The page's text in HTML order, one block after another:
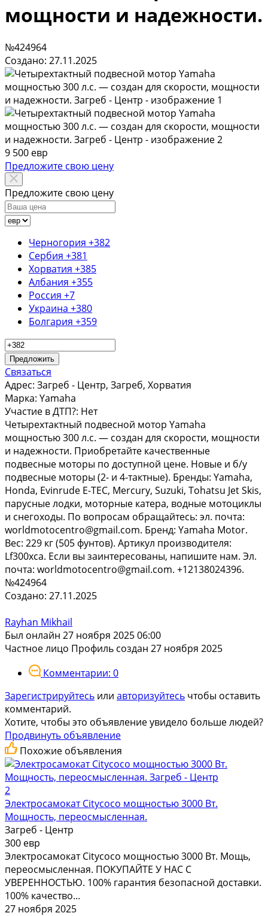
мощности и надежности.
№424964
Создано: 27.11.2025
9 500 евр
Предложите свою цену
Предложите свою цену
Черногория +382
Сербия +381
Хорватия +385
Албания +355
Россия +7
Украина +380
Болгария +359
Предложить
Связаться
Адрес: Загреб - Центр, Загреб, Хорватия
Марка: Yamaha
Участие в ДТП?: Нет
Четырехтактный подвесной мотор Yamaha
мощностью 300 л.с. — создан для скорости, мощности
и надежности. Приобретайте качественные
подвесные моторы по доступной цене. Новые и б/у
подвесные моторы (2- и 4-тактные). Бренды: Yamaha,
Honda, Evinrude E-TEC, Mercury, Suzuki, Tohatsu Jet Skis,
парусные лодки, моторные катера, водные мотоциклы
и снегоходы. По вопросам обращайтесь: эл. почта:
worldmotocentro@gmail.com. Бренд: Yamaha Motor.
Вес: 229 кг (505 фунтов). Артикул производителя:
Lf300xca. Если вы заинтересованы, напишите нам. Эл.
почта: worldmotocentro@gmail.com. +12138024396.
№424964
Создано: 27.11.2025
Rayhan Mikhail
Был онлайн 27 ноября 2025 06:00
Частное лицо Профиль создан 27 ноября 2025
Комментарии: 0
Зарегистрируйтесь или авторизуйтесь чтобы оставить
комментарий.
Хотите, чтобы это объявление увидело больше людей?
Продвинуть объявление
Похожие объявления
2
Электросамокат Citycoco мощностью 3000 Вт.
Мощность, переосмысленная.
Загреб - Центр
300 евр
Электросамокат Citycoco мощностью 3000 Вт. Мощь,
переосмысленная. ПОКУПАЙТЕ У НАС С
УВЕРЕННОСТЬЮ. 100% гарантия безопасной доставки.
100% качество...
27 ноября 2025